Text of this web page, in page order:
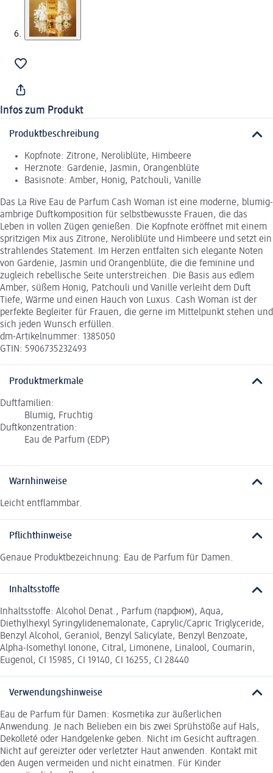
Infos zum Produkt
Produktbeschreibung
Kopfnote: Zitrone, Neroliblüte, Himbeere
Herznote: Gardenie, Jasmin, Orangenblüte
Basisnote: Amber, Honig, Patchouli, Vanille
Das La Rive Eau de Parfum Cash Woman ist eine moderne, blumig-
ambrige Duftkomposition für selbstbewusste Frauen, die das
Leben in vollen Zügen genießen. Die Kopfnote eröffnet mit einem
spritzigen Mix aus Zitrone, Neroliblüte und Himbeere und setzt ein
strahlendes Statement. Im Herzen entfalten sich elegante Noten
von Gardenie, Jasmin und Orangenblüte, die die feminine und
zugleich rebellische Seite unterstreichen. Die Basis aus edlem
Amber, süßem Honig, Patchouli und Vanille verleiht dem Duft
Tiefe, Wärme und einen Hauch von Luxus. Cash Woman ist der
perfekte Begleiter für Frauen, die gerne im Mittelpunkt stehen und
sich jeden Wunsch erfüllen.
dm-Artikelnummer: 1385050
GTIN: 5906735232493
Produktmerkmale
Duftfamilien:
Blumig, Fruchtig
Duftkonzentration:
Eau de Parfum (EDP)
Warnhinweise
Leicht entflammbar.
Pflichthinweise
Genaue Produktbezeichnung: Eau de Parfum für Damen.
Inhaltsstoffe
Inhaltsstoffe: Alcohol Denat., Parfum (парфюм), Aqua,
Diethylhexyl Syringylidenemalonate, Caprylic/Capric Triglyceride,
Benzyl Alcohol, Geraniol, Benzyl Salicylate, Benzyl Benzoate,
Alpha-Isomethyl Ionone, Citral, Limonene, Linalool, Coumarin,
Eugenol, CI 15985, CI 19140, CI 16255, CI 28440
Verwendungshinweise
Eau de Parfum für Damen: Kosmetika zur äußerlichen
Anwendung. Je nach Belieben ein bis zwei Sprühstöße auf Hals,
Dekolleté oder Handgelenke geben. Nicht im Gesicht auftragen.
Nicht auf gereizter oder verletzter Haut anwenden. Kontakt mit
den Augen vermeiden und nicht einatmen. Für Kinder